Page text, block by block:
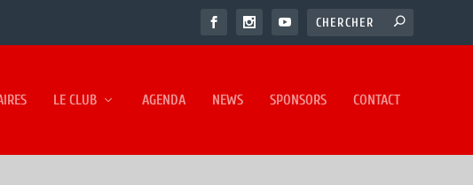
LE CLUB AGENDA NEWS SPONSORS CONTACT